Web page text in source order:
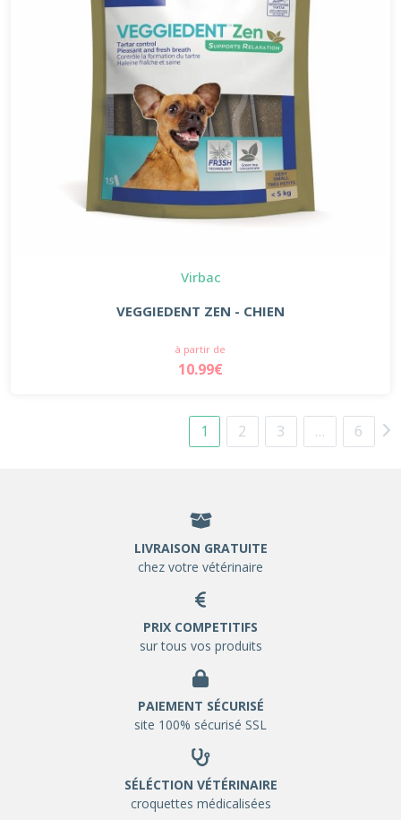
Virbac
VEGGIEDENT ZEN - CHIEN
à partir de
10.99€
1 2 3 … 6
LIVRAISON GRATUITE
chez votre vétérinaire
PRIX COMPETITIFS
sur tous vos produits
PAIEMENT SÉCURISÉ
site 100% sécurisé SSL
SÉLÉCTION VÉTÉRINAIRE
croquettes médicalisées